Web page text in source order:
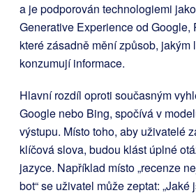
a je podporován technologiemi
Generative Experience od Google,
které zásadně mění způsob,
konzumují informace.
Hlavní rozdíl oproti současným
Google nebo Bing, spočívá v
výstupu. Místo toho, aby uživatelé
klíčová slova, budou klást úplné
jazyce. Například místo „recenze
bot“ se uživatel může zeptat: